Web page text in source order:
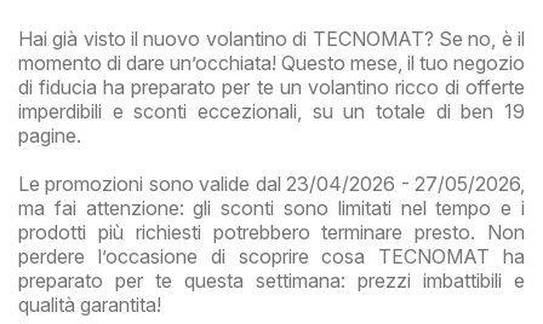
Hai già visto il nuovo volantino di TECNOMAT? Se no, è il
momento di dare un’occhiata! Questo mese, il tuo negozio
di fiducia ha preparato per te un volantino ricco di offerte
imperdibili e sconti eccezionali, su un totale di ben 19
pagine.
Le promozioni sono valide dal 23/04/2026 - 27/05/2026,
ma fai attenzione: gli sconti sono limitati nel tempo e i
prodotti più richiesti potrebbero terminare presto. Non
perdere l’occasione di scoprire cosa TECNOMAT ha
preparato per te questa settimana: prezzi imbattibili e
qualità garantita!